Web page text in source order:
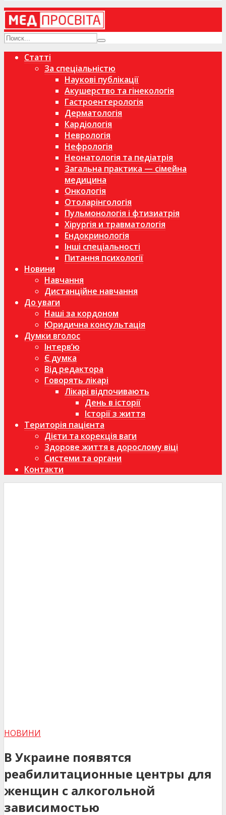
Статті
За спеціальністю
Наукові публікації
Акушерство та гінекологія
Гастроентерологія
Дерматологія
Кардіологія
Неврологія
Нефрологія
Неонатологія та педіатрія
Загальна практика — сімейна
медицина
Онкологія
Отоларінгологія
Пульмонологія і фтизиатрія
Хірургія и травматологія
Ендокринологія
Інші спеціальності
Питання психології
Новини
Навчання
Дистанційне навчання
До уваги
Наші за кордоном
Юридична консультація
Думки вголос
Інтерв’ю
Є думка
Від редактора
Говорять лікарі
Лікарі відпочивають
День в історії
Історії з життя
Територія пацієнта
Дієти та корекція ваги
Здорове життя в дорослому віці
Системи та органи
Контакти
НОВИНИ
В Украине появятся
реабилитационные центры для
женщин с алкогольной
зависимостью